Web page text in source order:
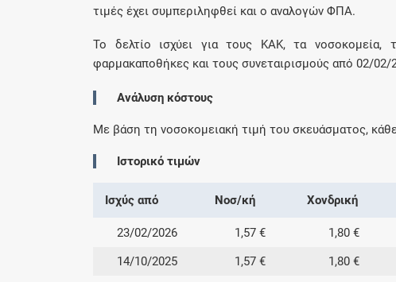
τιμές έχει συμπεριληφθεί και ο αναλογών ΦΠΑ.
Το δελτίο ισχύει για τους ΚΑΚ, τα νοσοκομεία,
φαρμακαποθήκες και τους συνεταιρισμούς από 02/02/
Ανάλυση κόστους
Με βάση τη νοσοκομειακή τιμή του σκευάσματος,
Ιστορικό τιμών
Ισχύς από Νοσ/κή Χονδρική
23/02/2026 1,57 € 1,80 €
14/10/2025 1,57 € 1,80 €